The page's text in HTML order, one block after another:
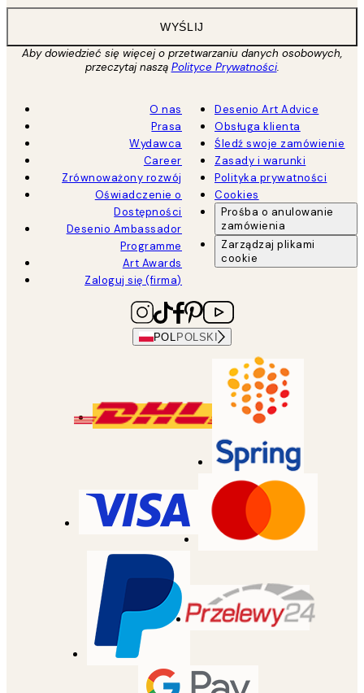
WYŚLIJ
Aby dowiedzieć się więcej o przetwarzaniu danych osobowych,
przeczytaj naszą Polityce Prywatności.
O nas
Prasa
Wydawca
Career
Zrównoważony rozwój
Oświadczenie o
Dostępności
Desenio Ambassador
Programme
Art Awards
Zaloguj się (firma)
Desenio Art Advice
Obsługa klienta
Śledź swoje zamówienie
Zasady i warunki
Polityka prywatności
Cookies
Prośba o anulowanie
zamówienia
Zarządzaj plikami
cookie
POL POLSKI